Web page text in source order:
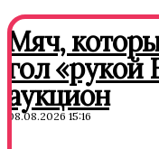
Мяч,
гол «рукой
аукцион
08.08.2026 15:16